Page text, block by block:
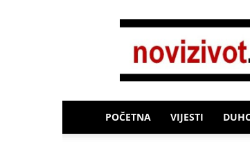
Novi
POČETNA VIJESTI